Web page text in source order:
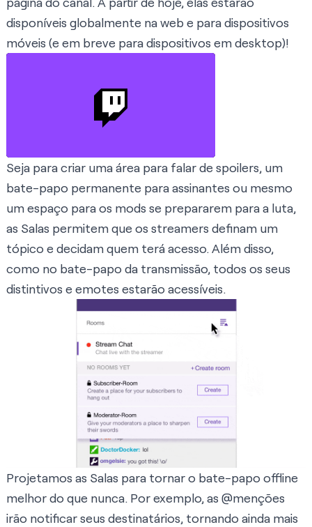
disponíveis globalmente na web e para dispositivos
móveis (e em breve para dispositivos em desktop)!
Seja para criar uma área para falar de spoilers, um
bate-papo permanente para assinantes ou mesmo
um espaço para os mods se prepararem para a luta,
as Salas permitem que os streamers definam um
tópico e decidam quem terá acesso. Além disso,
como no bate-papo da transmissão, todos os seus
distintivos e emotes estarão acessíveis.
Projetamos as Salas para tornar o bate-papo offline
melhor do que nunca. Por exemplo, as @menções
irão notificar seus destinatários, tornando ainda mais